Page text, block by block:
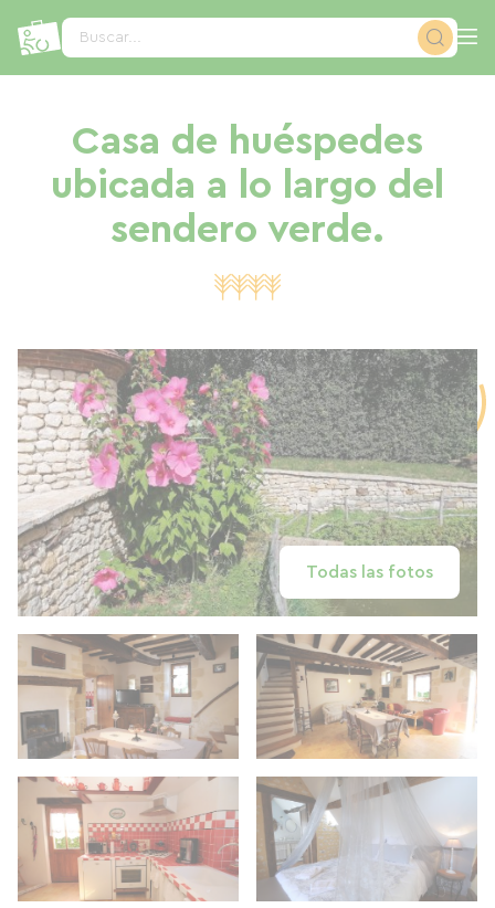
Buscar...
Casa de huéspedes
ubicada a lo largo del
sendero verde.
Todas las fotos
Panel de gestión de cookies